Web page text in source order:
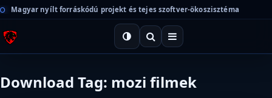
Magyar nyílt forráskódú projekt és tejes szoftver-ökoszisztéma
Download Tag: mozi filmek